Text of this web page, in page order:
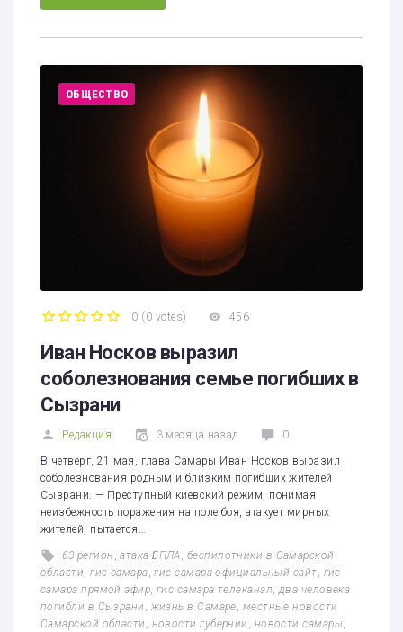
ОБЩЕСТВО
0 ( 0 votes) 456
Иван Носков выразил
соболезнования семье погибших в
Сызрани
Редакция 3 месяца назад 0
В четверг, 21 мая, глава Самары Иван Носков выразил
соболезнования родным и близким погибших жителей
Сызрани. — Преступный киевский режим, понимая
неизбежность поражения на поле боя, атакует мирных
жителей, пытается…
63 регион ,атака БПЛА, беспилотники в Самарской
области,гис самара,гис самара официальный сайт, гис
самара прямой эфир,гис самара телеканал, два человека
погибли в Сызрани , жизнь в Самаре, местные новости
Самарской области , новости губернии , новости самары,